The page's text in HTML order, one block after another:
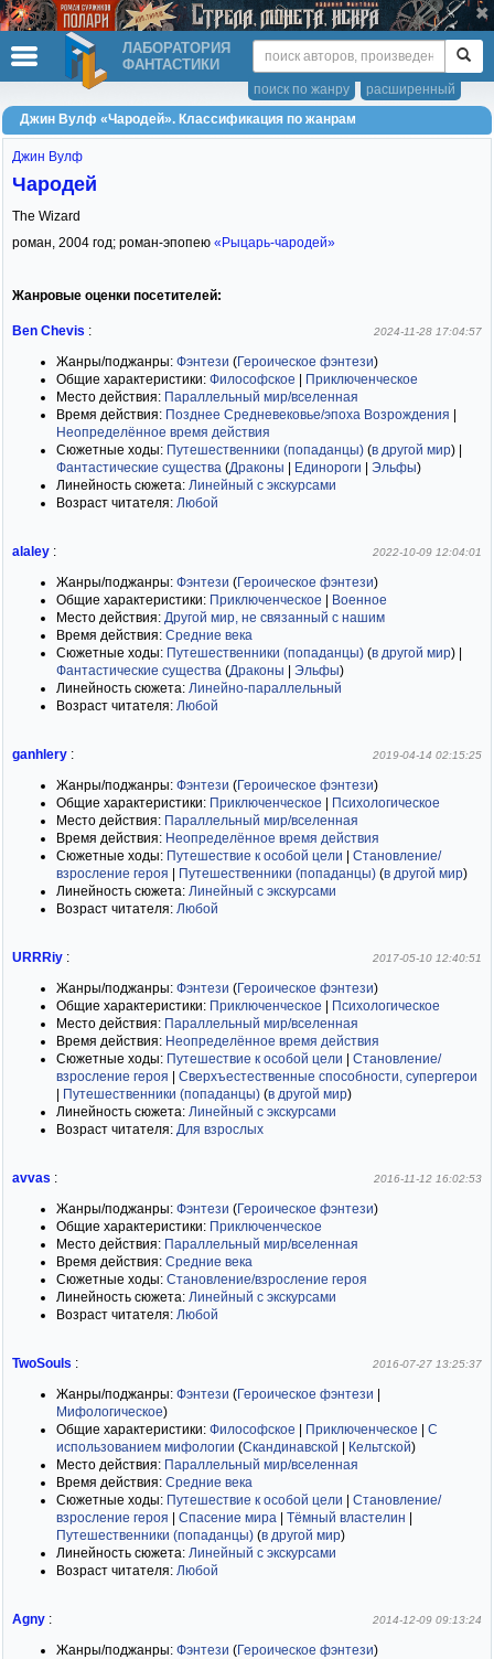
ЛАБОРАТОРИЯ
ФАНТАСТИКИ
расширенный
поиск по жанру
Джин Вулф «Чародей». Классификация по жанрам
Джин Вулф
Чародей
The Wizard
роман, 2004 год; роман-эпопею «Рыцарь-чародей»
Жанровые оценки посетителей:
Ben Chevis : 2024-11-28 17:04:57
Жанры/поджанры: Фэнтези (Героическое фэнтези)
Общие характеристики: Философское
Приключенческое
Место действия: Параллельный мир/вселенная
Время действия: Позднее Средневековье/эпоха Возрождения
Неопределённое время действия
Сюжетные ходы: Путешественники (попаданцы) (в другой мир)
Фантастические существа (Драконы Единороги Эльфы)
Линейность сюжета: Линейный с экскурсами
Возраст читателя: Любой
alaley : 2022-10-09 12:04:01
Жанры/поджанры: Фэнтези (Героическое фэнтези)
Общие характеристики: Приключенческое
Военное
Место действия: Другой мир, не связанный с нашим
Время действия: Средние века
Сюжетные ходы: Путешественники (попаданцы) (в другой мир)
Фантастические существа (Драконы Эльфы)
Линейность сюжета: Линейно-параллельный
Возраст читателя: Любой
ganhlery : 2019-04-14 02:15:25
Жанры/поджанры: Фэнтези (Героическое фэнтези)
Общие характеристики: Приключенческое
Психологическое
Место действия: Параллельный мир/вселенная
Время действия: Неопределённое время действия
Сюжетные ходы: Путешествие к особой цели
Становление/
взросление героя
Путешественники (попаданцы) (в другой мир)
Линейность сюжета: Линейный с экскурсами
Возраст читателя: Любой
URRRiy : 2017-05-10 12:40:51
Жанры/поджанры: Фэнтези (Героическое фэнтези)
Общие характеристики: Приключенческое
Психологическое
Место действия: Параллельный мир/вселенная
Время действия: Неопределённое время действия
Сюжетные ходы: Путешествие к особой цели
Становление/
взросление героя
Сверхъестественные способности, супергерои
Путешественники (попаданцы) (в другой мир)
Линейность сюжета: Линейный с экскурсами
Возраст читателя: Для взрослых
avvas : 2016-11-12 16:02:53
Жанры/поджанры: Фэнтези (Героическое фэнтези)
Общие характеристики: Приключенческое
Место действия: Параллельный мир/вселенная
Время действия: Средние века
Сюжетные ходы: Становление/взросление героя
Линейность сюжета: Линейный с экскурсами
Возраст читателя: Любой
TwoSouls : 2016-07-27 13:25:37
Жанры/поджанры: Фэнтези (Героическое фэнтези
Мифологическое)
Общие характеристики: Философское Приключенческое
С
использованием мифологии (Скандинавской Кельтской)
Место действия: Параллельный мир/вселенная
Время действия: Средние века
Сюжетные ходы: Путешествие к особой цели
Становление/
взросление героя
Спасение мира Тёмный властелин
Путешественники (попаданцы) (в другой мир)
Линейность сюжета: Линейный с экскурсами
Возраст читателя: Любой
Agny : 2014-12-09 09:13:24
Жанры/поджанры: Фэнтези (Героическое фэнтези)